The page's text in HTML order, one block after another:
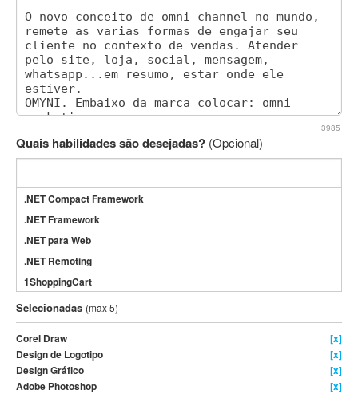
3985
Quais habilidades são desejadas? (Opcional)
.NET Compact Framework
.NET Framework
.NET para Web
.NET Remoting
1ShoppingCart
3DS Max
3GSM
4D Dimension
802.11
A&P
Selecionadas (max 5)
Corel Draw
[x]
Design de Logotipo
[x]
Design Gráfico
[x]
Adobe Photoshop
[x]